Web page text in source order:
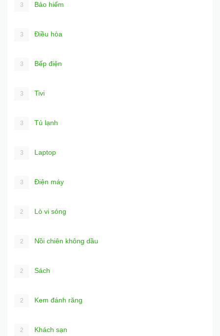
3 Bảo hiểm
3 Điều hòa
3 Bếp điện
3 Tivi
3 Tủ lạnh
3 Laptop
3 Điện máy
2 Lò vi sóng
2 Nồi chiên không dầu
2 Sách
2 Kem đánh răng
2 Khách sạn